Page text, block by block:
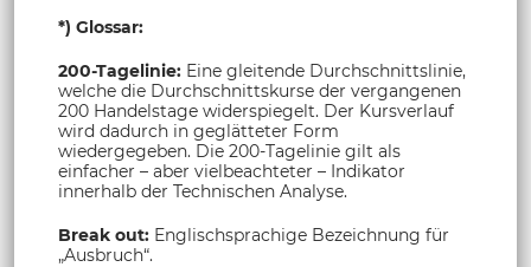
*) Glossar:
200-Tagelinie: Eine gleitende Durchschnittslinie,
welche die Durchschnittskurse der vergangenen
200 Handelstage widerspiegelt. Der Kursverlauf
wird dadurch in geglätteter Form
wiedergegeben. Die 200-Tagelinie gilt als
einfacher – aber vielbeachteter – Indikator
innerhalb der Technischen Analyse.
Break out: Englischsprachige Bezeichnung für
„Ausbruch“.